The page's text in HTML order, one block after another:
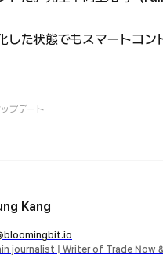
した状態でもスマートコ
プデート
Kang
journalist | Writer of Trade